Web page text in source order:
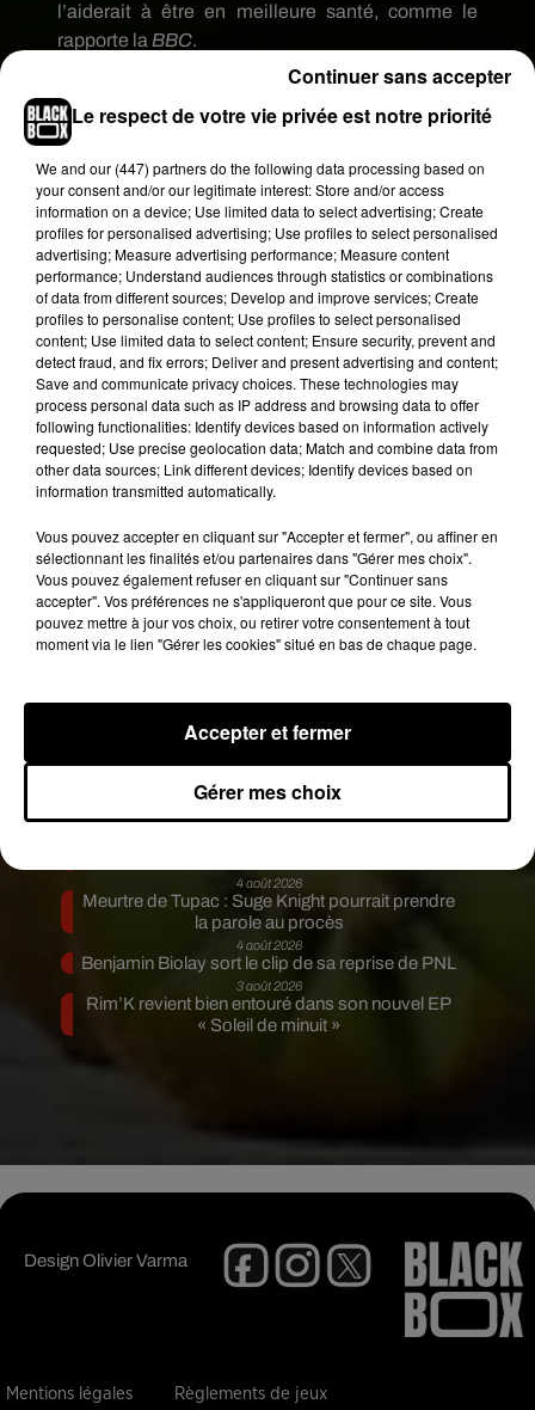
l’aiderait à être en meilleure santé, comme le
rapporte la BBC.
Rapidement, elle se plaint de fortes
démangeaisons, de maux de tête et souffre d’une
universitaire de Xiangnan, elle est aussitôt prise
en charge par les médecins et passe cinq jours en
soins intensifs. Son foie, ses reins, ses poumons
et son cœur ont été largement endommagés par
l’injection. Un membre du personnel médecin
déclare même qu’elle avait plus de 20 fruits
différents dans le sang !
Le média britannique
indique que de nombreux internautes chinois ont
commenté ce cas, en affirmant que cela pointe du
doigt le manque de connaissances sanitaire et
médicales de base dans le pays.
Fil actus
7 août 2026
Moha MMZ dévoile « Mikasa », un nouveau
single entre amour et...
7 août 2026
Tayc et Didi B dévoilent le single le plus dansant
surprise
Coulda Shoulda Woulda »
5 août 2026
4 août 2026
Meurtre de Tupac : Suge Knight pourrait prendre
la parole au procès
4 août 2026
Benjamin Biolay sort le clip de sa reprise de PNL
3 août 2026
Rim’K revient bien entouré dans son nouvel EP
« Soleil de minuit »
DesignOlivier Varma
Mentions légales Règlements de jeux
Le respect de votre vie privée est notre priorité
We and our (447) partnersdo the following data processing based on
your consent and/or our legitimate interest: Store and/or access
information on a device; Use limited data to select advertising; Create
profiles for personalised advertising; Use profiles to select personalised
advertising; Measure advertising performance; Measure content
performance; Understand audiences through statistics or combinations
of data from different sources; Develop and improve services; Create
profiles to personalise content; Use profiles to select personalised
content; Use limited data to select content; Ensure security, prevent and
detect fraud, and fix errors; Deliver and present advertising and content;
Save and communicate privacy choices. These technologies may
process personal data such as IP address and browsing data to offer
following functionalities: Identify devices based on information actively
requested; Use precise geolocation data; Match and combine data from
other data sources; Link different devices; Identify devices based on
information transmitted automatically.
Vous pouvez accepter en cliquant sur "Accepter et fermer", ou affiner en
sélectionnant les finalités et/ou partenaires dans "Gérer mes choix".
Vous pouvez également refuser en cliquant sur "Continuer sans
accepter". Vos préférences ne s'appliqueront que pour ce site. Vous
pouvez mettre à jour vos choix, ou retirer votre consentement à tout
moment via le lien "Gérer les cookies" situé en bas de chaque page.
Gérer mes choix
Accepter et fermer
Continuer sans accepter